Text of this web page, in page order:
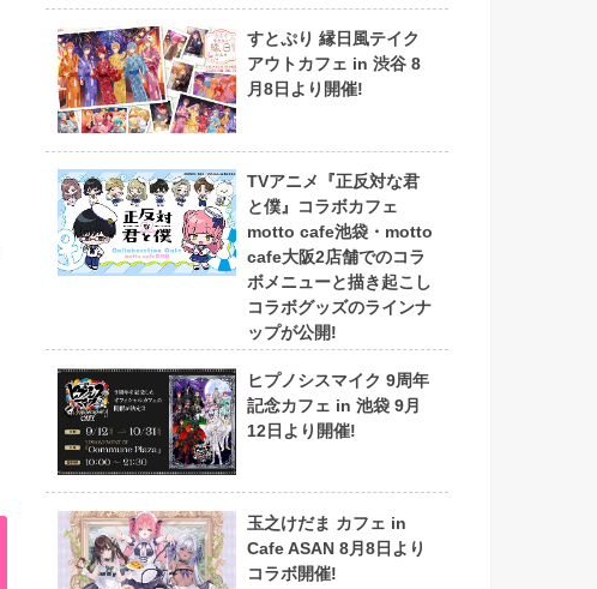
すとぷり 縁日風テイク
アウトカフェ in 渋谷 8
月8日より開催!
TVアニメ『正反対な君
と僕』コラボカフェ
motto cafe池袋・motto
cafe大阪2店舗でのコラ
ボメニューと描き起こし
コラボグッズのラインナ
ップが公開!
ヒプノシスマイク 9周年
記念カフェ in 池袋 9月
12日より開催!
玉之けだま カフェ in
Cafe ASAN 8月8日より
コラボ開催!